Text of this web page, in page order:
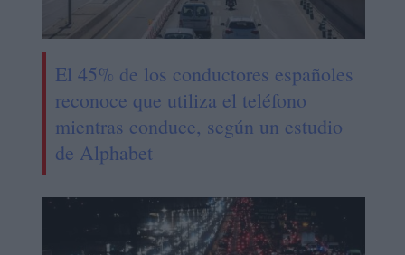
El 45% de los conductores españoles
reconoce que utiliza el teléfono
mientras conduce, según un estudio
de Alphabet